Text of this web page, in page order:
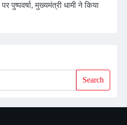
पुष्पवर्षा, मुख्यमंत्री धामी ने किया
Search